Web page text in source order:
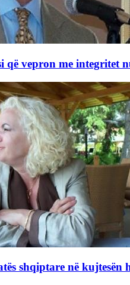
vepron me integritet
shqiptare në kujtesën